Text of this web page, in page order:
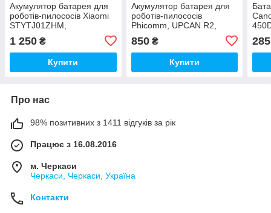
Акумулятор батарея для
роботів-пилососів Xiaomi
STYTJ01ZHM,
Vacuum Mop, X10
1 250 ₴
Купити
Акумулятор батарея для
роботів-пилососів
Phicomm, UPCAN R2,
Home Clean 7, iSweep,
Karcher RC3, myVacBot
850₴
Купити
285
Про нас
98% позитивних з 1411 відгуків за рік
Працює з 16.08.2016
м. Черкаси
Черкаси, Черкаси, Україна
Контакти